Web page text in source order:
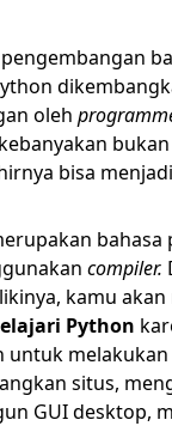
oleh
bisa
compiler.
kamu
Python
untuk
situs,
GUI desktop,